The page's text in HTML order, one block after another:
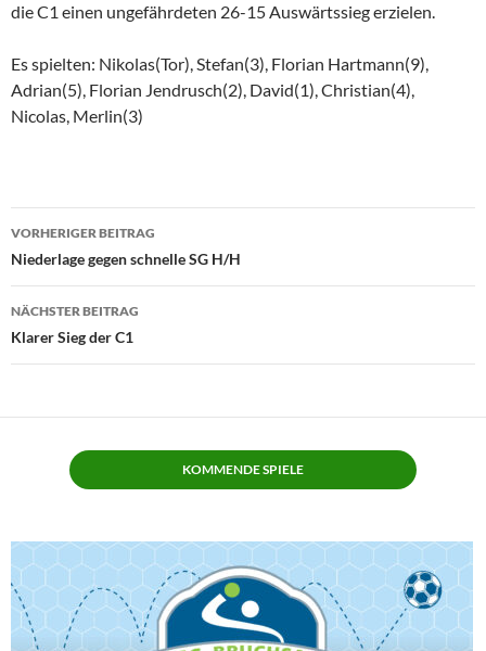
die C1 einen ungefährdeten 26-15 Auswärtssieg erzielen.
Es spielten: Nikolas(Tor), Stefan(3), Florian Hartmann(9),
Adrian(5), Florian Jendrusch(2), David(1), Christian(4),
Nicolas, Merlin(3)
Beitragsnavigation
VORHERIGER BEITRAG
Niederlage gegen schnelle SG H/H
NÄCHSTER BEITRAG
Klarer Sieg der C1
KOMMENDE SPIELE